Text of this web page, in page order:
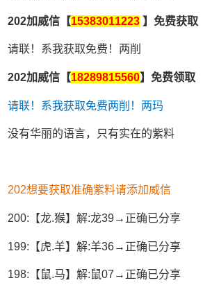
202加威信【15383011223 】免费获取
请联！系我获取免费！两削
202加威信【18289815560】免费领取
请联！系我获取免费两削！两玛
没有华丽的语言，只有实在的紫料
202想要获取准确紫料请添加威信
200:【龙.猴】解:龙39→正确已分享
199:【虎.羊】解:羊36→正确已分享
198:【鼠.马】解:鼠07→正确已分享